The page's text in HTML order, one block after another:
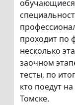
проходит по
несколько
заочном
тесты, по
кто поедут
Томске.